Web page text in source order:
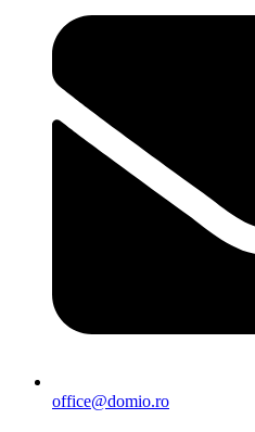
office@domio.ro